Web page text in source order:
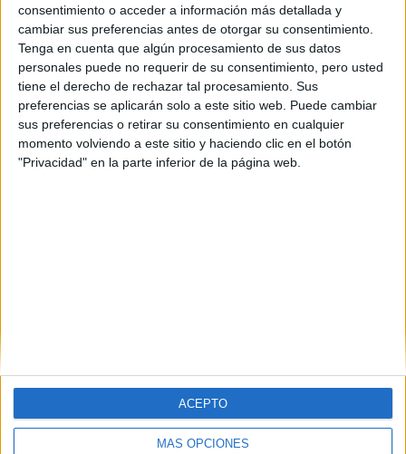
consentimiento o acceder a información más detallada y
cambiar sus preferencias antes de otorgar su consentimiento.
Tenga en cuenta que algún procesamiento de sus datos
personales puede no requerir de su consentimiento, pero usted
tiene el derecho de rechazar tal procesamiento. Sus
preferencias se aplicarán solo a este sitio web. Puede cambiar
sus preferencias o retirar su consentimiento en cualquier
momento volviendo a este sitio y haciendo clic en el botón
"Privacidad" en la parte inferior de la página web.
MÁS OPCIONES
ACEPTO